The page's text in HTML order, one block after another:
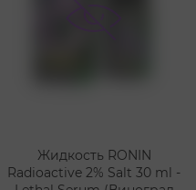
Жидкость RONIN
Radioactive 2% Salt 30 ml -